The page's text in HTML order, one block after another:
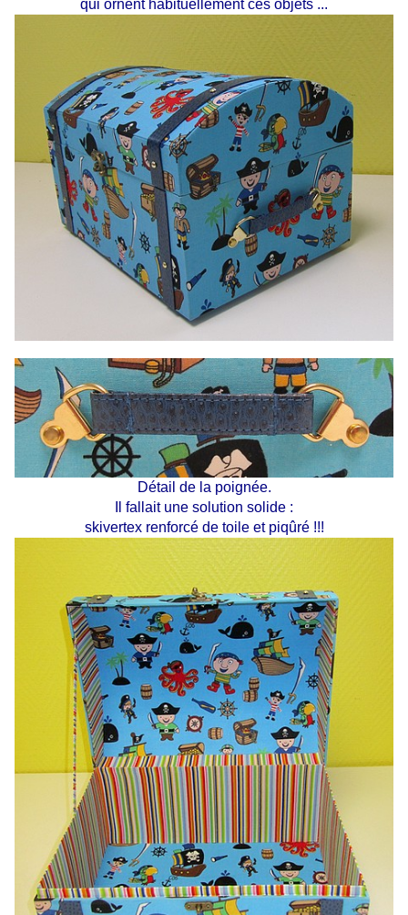
qui ornent habituellement ces objets ...
Détail de la poignée.
Il fallait une solution solide :
skivertex renforcé de toile et piqûré !!!